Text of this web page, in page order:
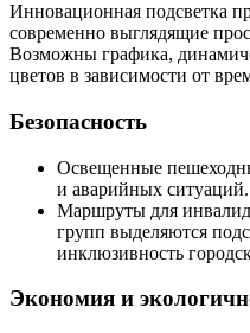
Инновационная подсветка
современно выглядящие
Возможны графика,
цветов в зависимости от
Безопасность
Освещенные
и аварийных ситуаций.
Маршруты для
групп выделяются
инклюзивность
Экономия и